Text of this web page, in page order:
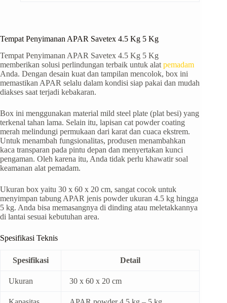
Tempat Penyimanan APAR Savetex 4.5 Kg 5 Kg
Tempat Penyimanan APAR Savetex 4.5 Kg 5 Kg
memberikan solusi perlindungan terbaik untuk alat pemadam
Anda. Dengan desain kuat dan tampilan mencolok, box ini
memastikan APAR selalu dalam kondisi siap pakai dan mudah
diakses saat terjadi kebakaran.
Box ini menggunakan material mild steel plate (plat besi) yang
terkenal tahan lama. Selain itu, lapisan cat powder coating
merah melindungi permukaan dari karat dan cuaca ekstrem.
Untuk menambah fungsionalitas, produsen menambahkan
kaca transparan pada pintu depan dan menyertakan kunci
pengaman. Oleh karena itu, Anda tidak perlu khawatir soal
keamanan alat pemadam.
Ukuran box yaitu 30 x 60 x 20 cm, sangat cocok untuk
menyimpan tabung APAR jenis powder ukuran 4.5 kg hingga
5 kg. Anda bisa memasangnya di dinding atau meletakkannya
di lantai sesuai kebutuhan area.
Spesifikasi Teknis
Spesifikasi Detail
Ukuran 30 x 60 x 20 cm